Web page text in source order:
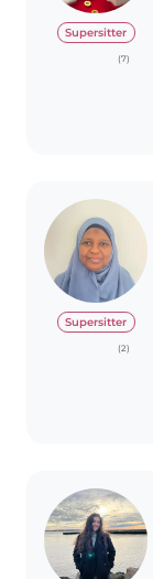
Supersitter
(7)
Supersitter
(2)